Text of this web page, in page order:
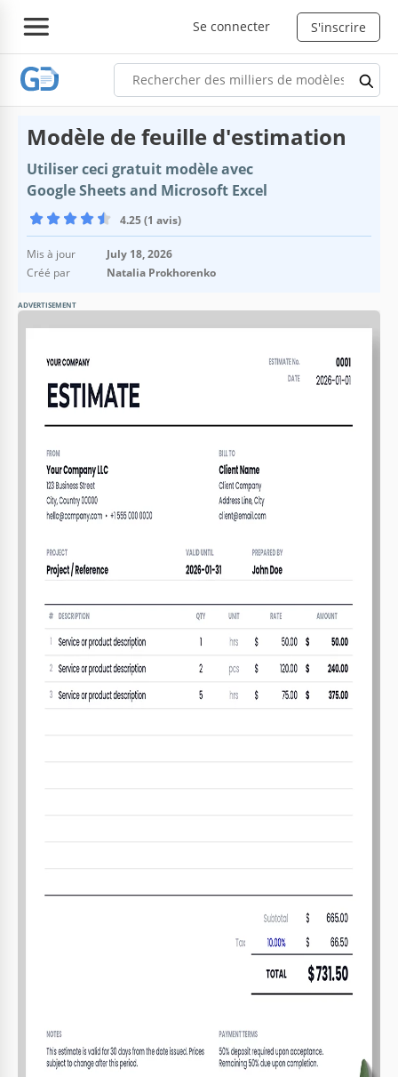
Se connecter S'inscrire
Modèle de feuille d'estimation
Utiliser ceci gratuit modèle avec
Google Sheets and Microsoft Excel
4.25 (1 avis)
Mis à jour
July 18, 2026
Créé par
Natalia Prokhorenko
ADVERTISEMENT